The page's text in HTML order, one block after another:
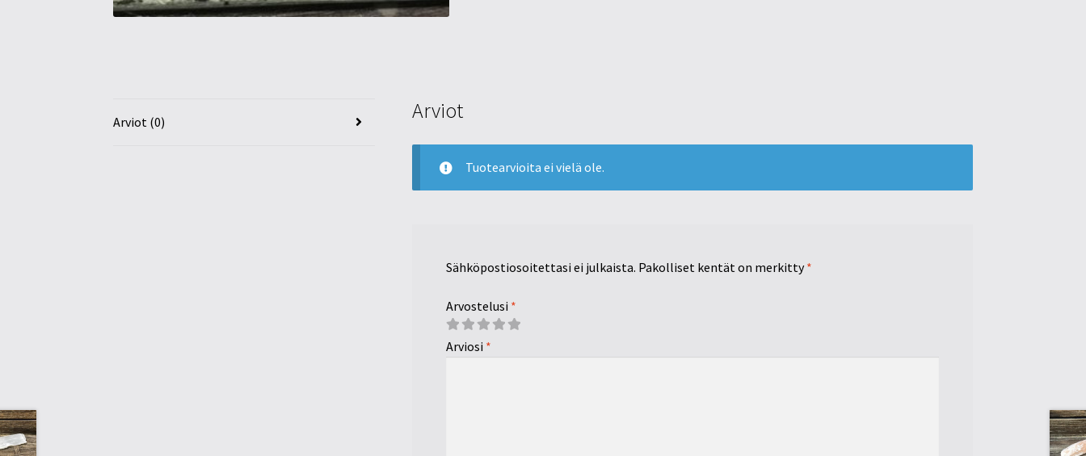
Arviot (0) Arviot
Tuotearvioita ei vielä ole.
Sähköpostiosoitettasi ei julkaista. Pakolliset kentät on merkitty*
Arvostelusi *
Arviosi *